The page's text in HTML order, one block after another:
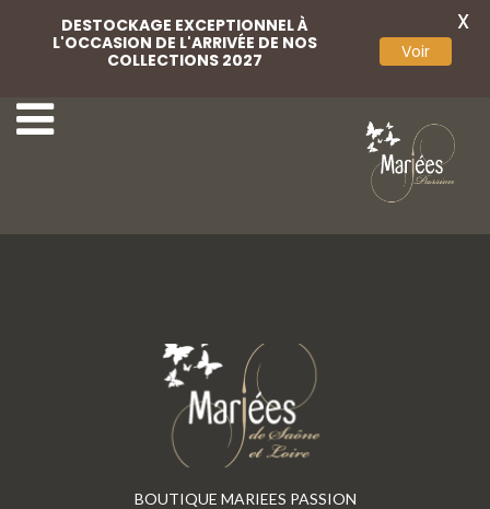
BOUTIQUE MARIEES PASSION
DESTOCKAGE EXCEPTIONNEL À
L'OCCASION DE L'ARRIVÉE DE NOS
COLLECTIONS 2027
Voir
X